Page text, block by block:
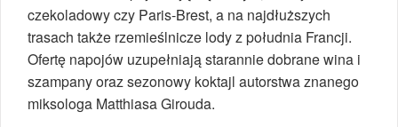
czekoladowy czy Paris-Brest, a na najdłuższych
trasach także rzemieślnicze lody z południa Francji.
Ofertę napojów uzupełniają starannie dobrane wina i
szampany oraz sezonowy koktajl autorstwa znanego
miksologa Matthiasa Girouda.